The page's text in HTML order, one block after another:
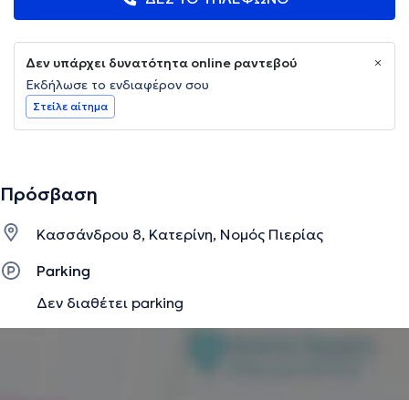
Δεν υπάρχει δυνατότητα online ραντεβού
Εκδήλωσε το ενδιαφέρον σου
Στείλε αίτημα
Πρόσβαση
Κασσάνδρου 8, Κατερίνη, Νομός Πιερίας
Parking
Δεν διαθέτει parking